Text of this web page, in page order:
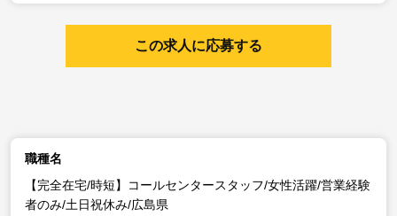
この求人に応募する
職種名
【完全在宅/時短】コールセンタースタッフ/女性活躍/営業経験
者のみ/土日祝休み/広島県